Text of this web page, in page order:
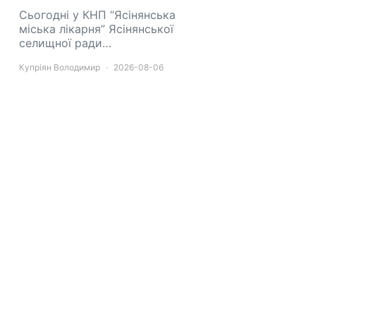
Сьогодні у КНП “Ясінянська
міська лікарня” Ясінянської
селищної ради…
Купріян Володимир 2026-08-06